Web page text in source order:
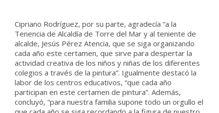
Cipriano Rodríguez, por su parte, agradecía “a la
Tenencia de Alcaldía de Torre del Mar y al teniente de
alcalde, Jesús Pérez Atencia, que se siga organizando
cada año este certamen, que sirve para despertar la
actividad creativa de los niños y niñas de los diferentes
colegios a través de la pintura”. Igualmente destacó la
labor de los centros educativos, “que cada año
participan en este certamen de pintura”. Además,
concluyó, “para nuestra familia supone todo un orgullo el